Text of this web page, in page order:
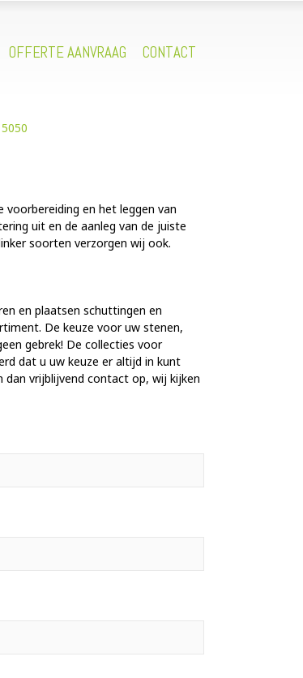
OFFERTE AANVRAAG CONTACT
voorbereiding en het leggen van
uit en de aanleg van de juiste
soorten verzorgen wij ook.
en plaatsen schuttingen en
De keuze voor uw stenen,
gebrek! De collecties voor
dat u uw keuze er altijd in kunt
dan vrijblijvend contact op, wij kijken